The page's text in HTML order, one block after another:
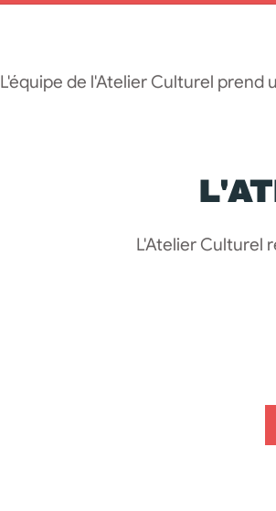
L'équipe de l'Atelier Culturel prend
L'Atelier Culturel